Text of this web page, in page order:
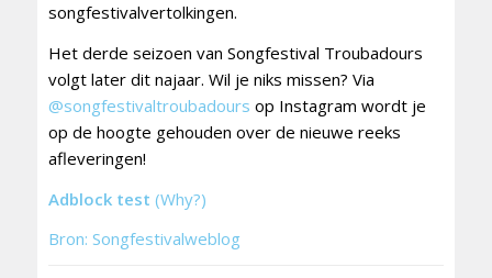
songfestivalvertolkingen.
Het derde seizoen van Songfestival Troubadours
volgt later dit najaar. Wil je niks missen? Via
@songfestivaltroubadours op Instagram wordt je
op de hoogte gehouden over de nieuwe reeks
afleveringen!
Adblock test (Why?)
Bron: Songfestivalweblog